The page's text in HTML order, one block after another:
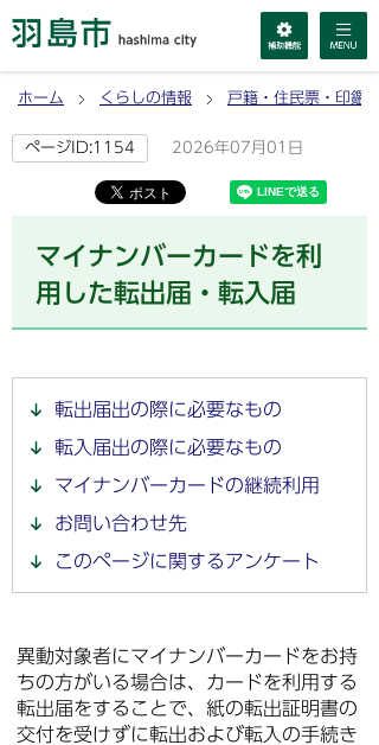
ホーム くらしの情報 戸籍・住民票・印鑑
ページID:1154 2026年07月01日
マイナンバーカードを利
用した転出届・転入届
転出届出の際に必要なもの
転入届出の際に必要なもの
マイナンバーカードの継続利用
お問い合わせ先
このページに関するアンケート
異動対象者にマイナンバーカードをお持
ちの方がいる場合は、カードを利用する
転出届をすることで、紙の転出証明書の
交付を受けずに転出および転入の手続き